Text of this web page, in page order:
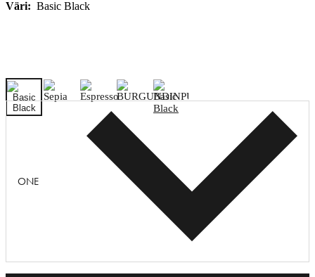
Väri: Basic Black
ONE